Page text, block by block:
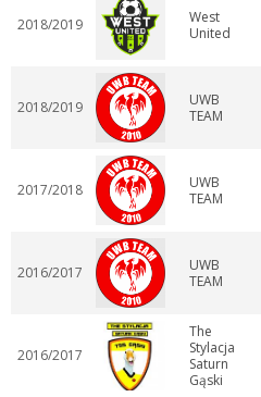
2018/2019
West
United
2018/2019
UWB
TEAM
2017/2018
UWB
TEAM
2016/2017
UWB
TEAM
2016/2017
The
Stylacja
Saturn
Gąski